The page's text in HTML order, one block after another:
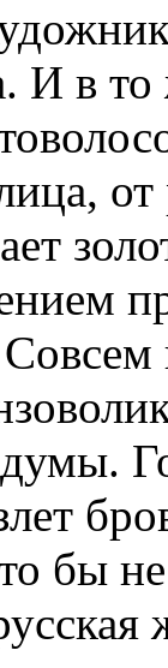
И в
бы